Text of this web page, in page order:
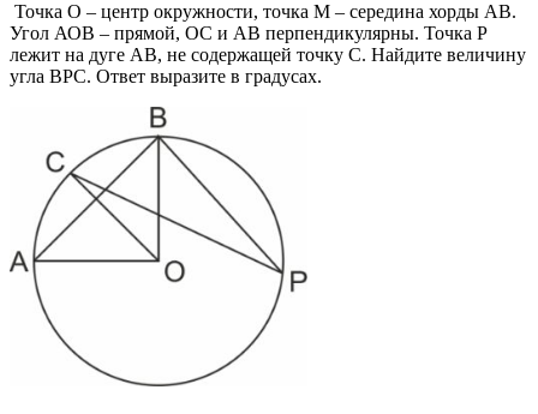
Точка О – центр окружности, точка М – середина хорды АВ.
Угол АОВ – прямой, ОС и АВ перпендикулярны. Точка Р
лежит на дуге АВ, не содержащей точку С. Найдите величину
угла ВРС. Ответ выразите в градусах.